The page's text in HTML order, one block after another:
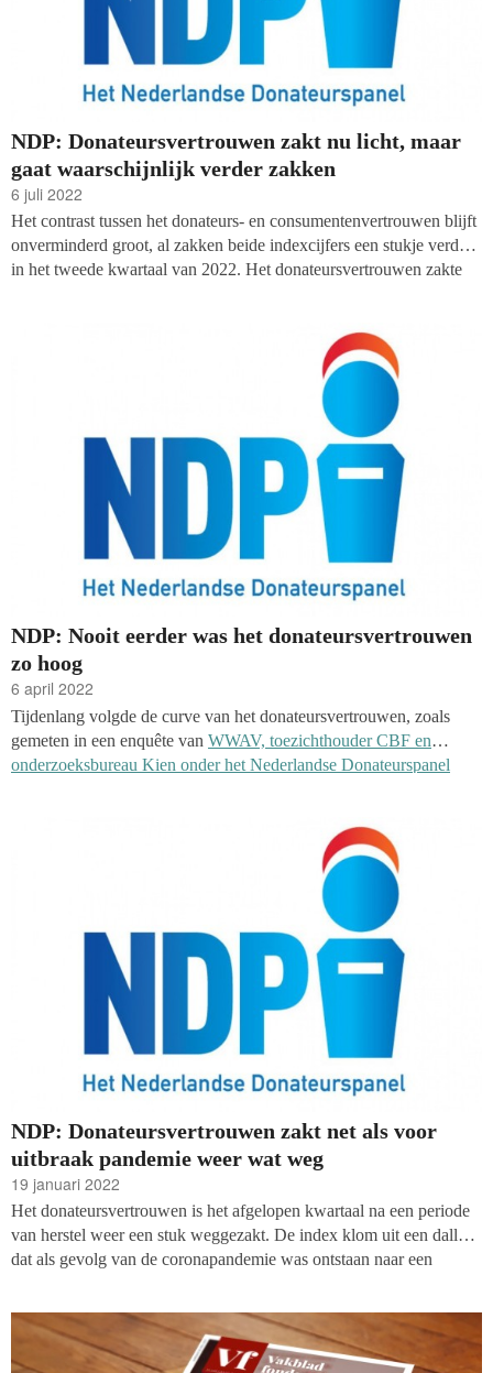
NDP: Donateursvertrouwen zakt nu licht, maar
gaat waarschijnlijk verder zakken
6 juli 2022
Het contrast tussen het donateurs- en consumentenvertrouwen blijft
onverminderd groot, al zakken beide indexcijfers een stukje verder
in het tweede kwartaal van 2022. Het donateursvertrouwen zakte
Kien onder het Nederlands Donateurspanel (NDP)
die iedere drie
maanden wordt gehouden. Het consumentenvertrouwen zakte nog
verder en is het laagst sinds de eerste meting in 1972: de index staat
NDP: Nooit eerder was het donateursvertrouwen
zo hoog
6 april 2022
Tijdenlang volgde de curve van het donateursvertrouwen, zoals
gemeten in een enquête van WWAV, toezichthouder CBF en
onderzoeksbureau Kien onder het Nederlandse Donateurspanel
verandering in. De oorlog in Oekraïne bracht inflatie en stijgende
prijzen, maar ook een Giro555-campagne die meer dan 150 miljoen
opbracht. Als gevolg kelderde het consumentenvertrouwen en is het
donateursvertrouwen op het hoogste punt in een maand ooit.
NDP: Donateursvertrouwen zakt net als voor
uitbraak pandemie weer wat weg
19 januari 2022
Het donateursvertrouwen is het afgelopen kwartaal na een periode
van herstel weer een stuk weggezakt. De index klom uit een dalletje
dat als gevolg van de coronapandemie was ontstaan naar een
(NDP) die ieder kwartaal wordt gehouden door WWAV, het CBF
en onderzoeksbureau Kien. Daarnaast worden panelleden altijd